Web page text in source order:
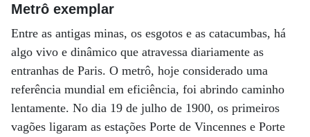
Metrô exemplar
Entre as antigas minas, os esgotos e as catacumbas, há
algo vivo e dinâmico que atravessa diariamente as
entranhas de Paris. O metrô, hoje considerado uma
referência mundial em eficiência, foi abrindo caminho
lentamente. No dia 19 de julho de 1900, os primeiros
vagões ligaram as estações Porte de Vincennes e Porte